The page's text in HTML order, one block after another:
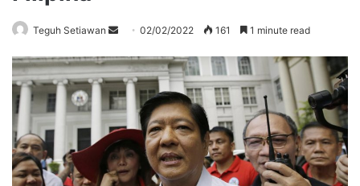
Teguh Setiawan
Send
email
02/02/2022 161 1 minute read